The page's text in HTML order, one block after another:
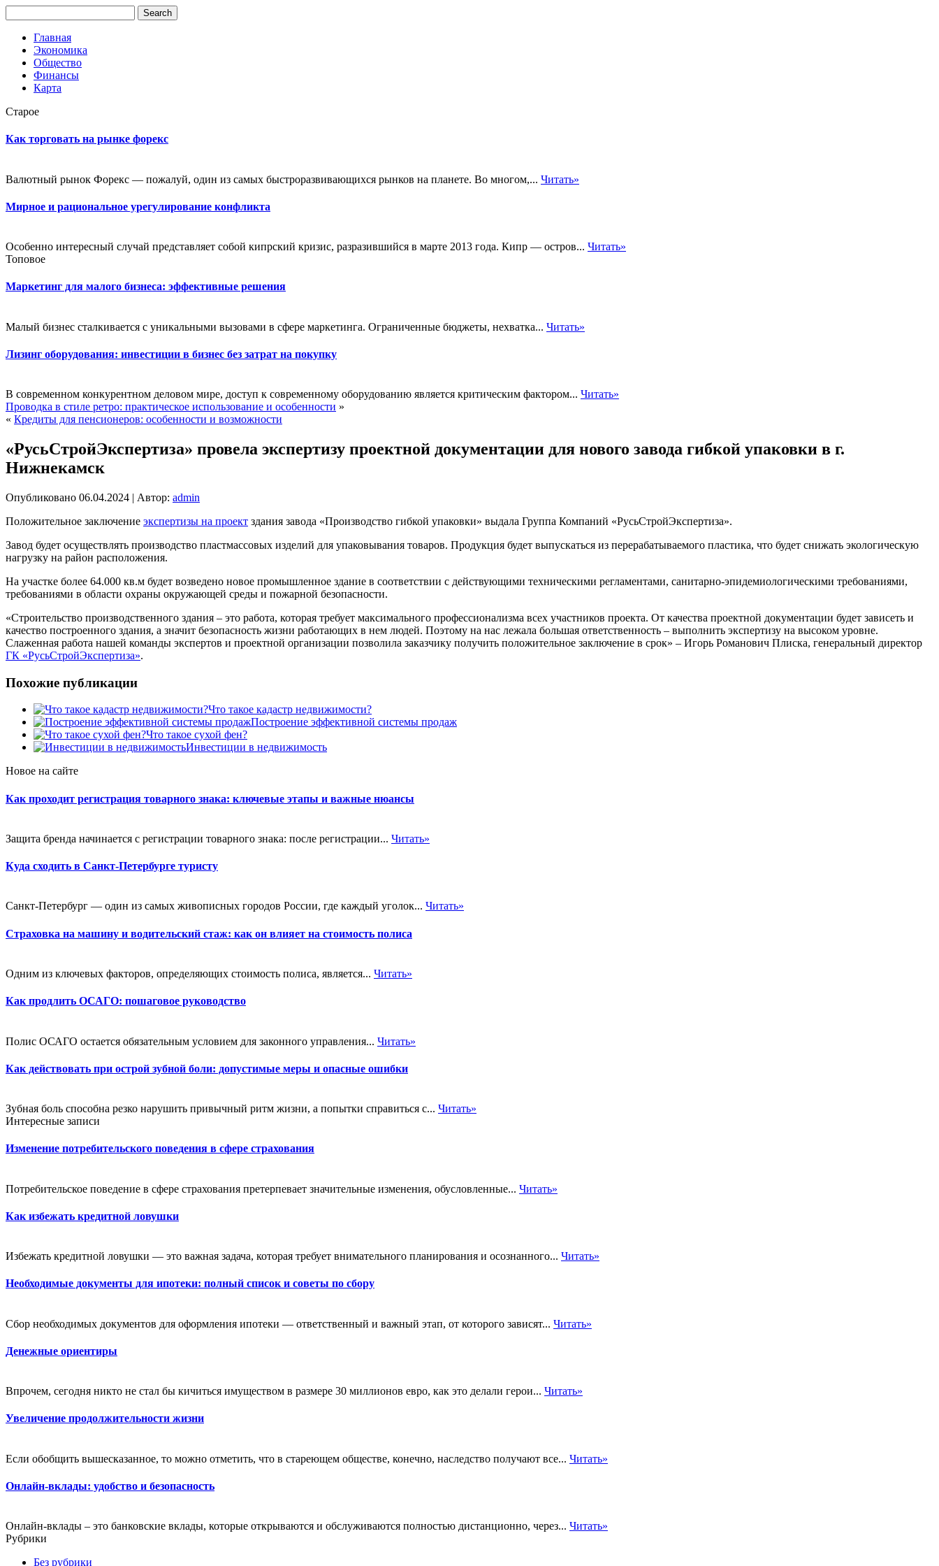
Главная
Экономика
Общество
Финансы
Карта
Старое
Как торговать на рынке форекс
Валютный рынок Форекс — пожалуй, один из самых быстроразвивающихся рынков на планете. Во многом,... Читать»
Мирное и рациональное урегулирование конфликта
Особенно интересный случай представляет собой кипрский кризис, разразившийся в марте 2013 года. Кипр — остров... Читать»
Топовое
Маркетинг для малого бизнеса: эффективные решения
Малый бизнес сталкивается с уникальными вызовами в сфере маркетинга. Ограниченные бюджеты, нехватка... Читать»
Лизинг оборудования: инвестиции в бизнес без затрат на покупку
В современном конкурентном деловом мире, доступ к современному оборудованию является критическим фактором... Читать»
Проводка в стиле ретро: практическое использование и особенности »
« Кредиты для пенсионеров: особенности и возможности
«РусьСтройЭкспертиза» провела экспертизу проектной документации для нового завода гибкой упаковки в г.
Нижнекамск
Опубликовано 06.04.2024 | Автор: admin
Положительное заключение экспертизы на проект здания завода «Производство гибкой упаковки» выдала Группа Компаний «РусьСтройЭкспертиза».
Завод будет осуществлять производство пластмассовых изделий для упаковывания товаров. Продукция будет выпускаться из перерабатываемого пластика, что будет снижать экологическую
нагрузку на район расположения.
На участке более 64.000 кв.м будет возведено новое промышленное здание в соответствии с действующими техническими регламентами, санитарно-эпидемиологическими требованиями,
требованиями в области охраны окружающей среды и пожарной безопасности.
«Строительство производственного здания – это работа, которая требует максимального профессионализма всех участников проекта. От качества проектной документации будет зависеть и
качество построенного здания, а значит безопасность жизни работающих в нем людей. Поэтому на нас лежала большая ответственность – выполнить экспертизу на высоком уровне.
Слаженная работа нашей команды экспертов и проектной организации позволила заказчику получить положительное заключение в срок» – Игорь Романович Плиска, генеральный директор
ГК «РусьСтройЭкспертиза».
Похожие публикации
Что такое кадастр недвижимости?
Построение эффективной системы продаж
Что такое сухой фен?
Инвестиции в недвижимость
Новое на сайте
Как проходит регистрация товарного знака: ключевые этапы и важные нюансы
Защита бренда начинается с регистрации товарного знака: после регистрации... Читать»
Куда сходить в Санкт-Петербурге туристу
Санкт-Петербург — один из самых живописных городов России, где каждый уголок... Читать»
Страховка на машину и водительский стаж: как он влияет на стоимость полиса
Одним из ключевых факторов, определяющих стоимость полиса, является... Читать»
Как продлить ОСАГО: пошаговое руководство
Полис ОСАГО остается обязательным условием для законного управления... Читать»
Как действовать при острой зубной боли: допустимые меры и опасные ошибки
Зубная боль способна резко нарушить привычный ритм жизни, а попытки справиться с... Читать»
Интересные записи
Изменение потребительского поведения в сфере страхования
Потребительское поведение в сфере страхования претерпевает значительные изменения, обусловленные... Читать»
Как избежать кредитной ловушки
Избежать кредитной ловушки — это важная задача, которая требует внимательного планирования и осознанного... Читать»
Необходимые документы для ипотеки: полный список и советы по сбору
Сбор необходимых документов для оформления ипотеки — ответственный и важный этап, от которого зависят... Читать»
Денежные ориентиры
Впрочем, сегодня никто не стал бы кичиться имуществом в размере 30 миллионов евро, как это делали герои... Читать»
Увеличение продолжительности жизни
Если обобщить вышесказанное, то можно отметить, что в стареющем обществе, конечно, наследство получают все... Читать»
Онлайн-вклады: удобство и безопасность
Онлайн-вклады – это банковские вклады, которые открываются и обслуживаются полностью дистанционно, через... Читать»
Рубрики
Без рубрики